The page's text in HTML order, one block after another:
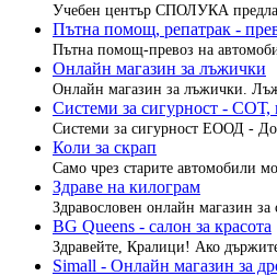
Учебен център СПОЛУКА
Пътна помощ, репатрак -
Пътна помощ-превоз на
Онлайн магазин за лъжички
Онлайн магазин за лъжички.
Системи за сигурност - СОТ,
Системи за сигурност ЕООД -
Коли за скрап
Само чрез старите автомобили
Здраве на килограм
Здравословен онлайн магазин за
BG Queens - салон за красота
Здравейте, Кралици! Ако държите
Simall - Онлайн магазин за